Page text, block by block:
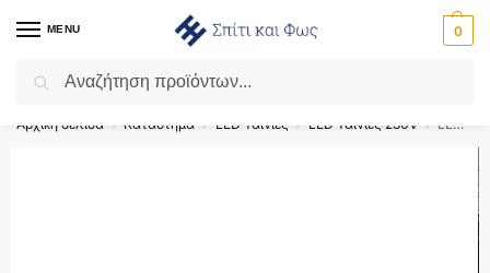
MENU 0
Flash Sale ⚡ 10% Έκπτωση με τον κωδικό ‘SPRING’!
Αρχική σελίδα / Κατάστημα / LED Ταινίες / LED Ταινίες 230V / LED Ταινία 10.5W 220V V-TAC Αδιάβροχη IP65 Μπλε 50 Μέτρα – 23731